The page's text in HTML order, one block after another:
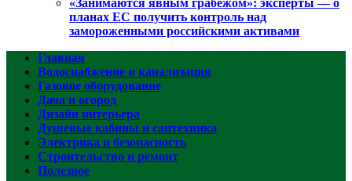
планах ЕС получить контроль над
замороженными российскими активами
Главная
Водоснабжение и канализация
Газовое оборудование
Дача и огород
Дизайн интерьера
Душевые кабины и сантехника
Электрика и безопасность
Строительство и ремонт
Полезное